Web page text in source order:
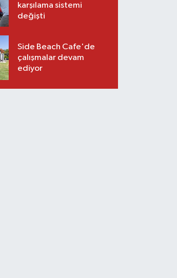
karşılama sistemi
değişti
Side Beach Cafe'de
çalışmalar devam
ediyor